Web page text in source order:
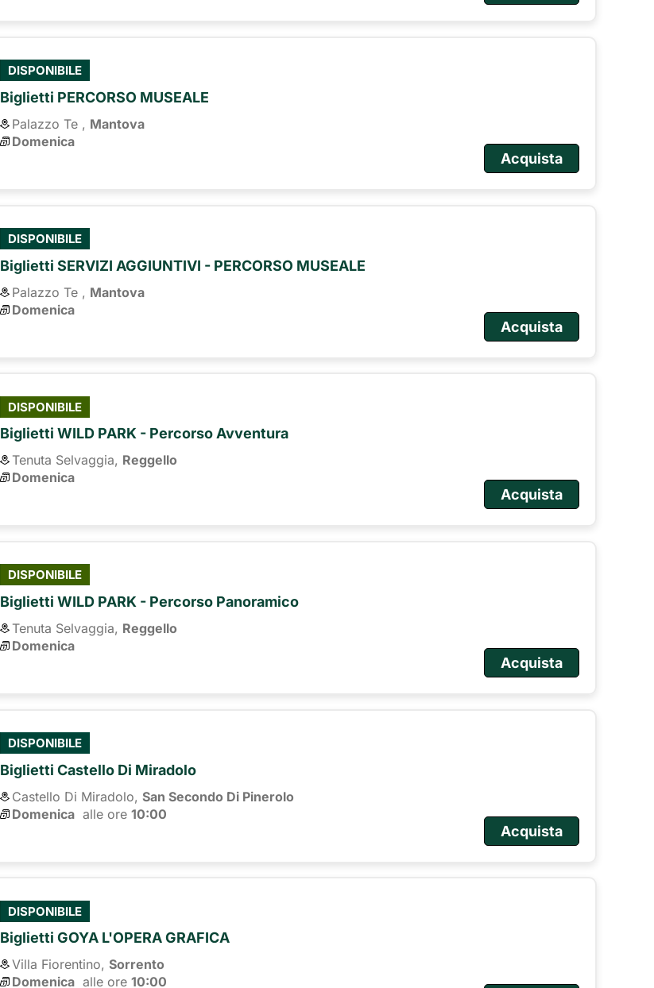
DISPONIBILE
Biglietti PERCORSO MUSEALE
Palazzo Te , Mantova
Domenica
Acquista
DISPONIBILE
Biglietti SERVIZI AGGIUNTIVI - PERCORSO MUSEALE
Palazzo Te , Mantova
Domenica
Acquista
DISPONIBILE
Biglietti WILD PARK - Percorso Avventura
Tenuta Selvaggia, Reggello
Domenica
Acquista
DISPONIBILE
Biglietti WILD PARK - Percorso Panoramico
Tenuta Selvaggia, Reggello
Domenica
Acquista
DISPONIBILE
Biglietti Castello Di Miradolo
Castello Di Miradolo, San Secondo Di Pinerolo
Domenica alle ore 10:00
Acquista
DISPONIBILE
Biglietti GOYA L'OPERA GRAFICA
Villa Fiorentino, Sorrento
Domenica alle ore 10:00